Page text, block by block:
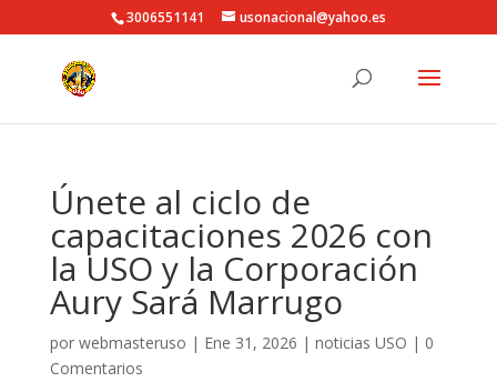
3006551141 usonacional@yahoo.es
Únete al ciclo de
capacitaciones 2026 con
la USO y la Corporación
Aury Sará Marrugo
por webmasteruso | Ene 31, 2026 | noticias USO | 0
Comentarios